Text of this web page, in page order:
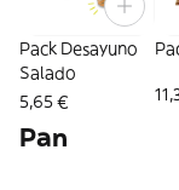
Pack Desayuno
Salado
5,65 €
Pan